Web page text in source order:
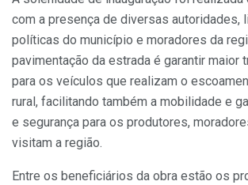
com a presença de diversas autoridades,
políticas do município e moradores da
pavimentação da estrada é garantir maior
para os veículos que realizam o
rural, facilitando também a mobilidade e
e segurança para os produtores,
visitam a região.
Entre os beneficiários da obra estão os